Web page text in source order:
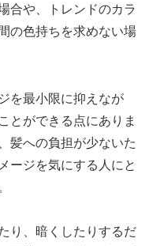
合や、トレンドのカラ
の色持ちを求めない場
を最小限に抑えなが
とができる点にありま
髪への負担が少ないた
ージを気にする人にと
り、暗くしたりするだ